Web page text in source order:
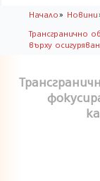
Начало» Новини
Трансгранично
върху